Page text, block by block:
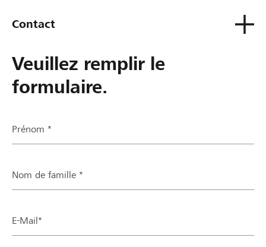
Contact
Veuillez remplir le
formulaire.
Prénom *
Nom de famille *
E-Mail*